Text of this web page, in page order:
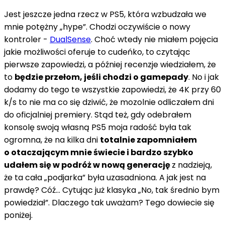
Jest jeszcze jedna rzecz w PS5, która wzbudzała we
mnie potężny „hype”. Chodzi oczywiście o nowy
kontroler - DualSense. Choć wtedy nie miałem pojęcia
jakie możliwości oferuje to cudeńko, to czytając
pierwsze zapowiedzi, a później recenzje wiedziałem, że
to będzie przełom, jeśli chodzi o gamepady. No i jak
dodamy do tego te wszystkie zapowiedzi, że 4K przy 60
k/s to nie ma co się dziwić, że mozolnie odliczałem dni
do oficjalniej premiery. Stąd też, gdy odebrałem
konsolę swoją własną PS5 moja radość była tak
ogromna, że na kilka dni totalnie zapomniałem
o otaczającym mnie świecie i bardzo szybko
udałem się w podróż w nową generacjęz nadzieją,
że ta cała „podjarka” była uzasadniona. A jak jest na
prawdę? Cóź… Cytując już klasyka „No, tak średnio bym
powiedział”. Dlaczego tak uważam? Tego dowiecie się
poniżej.